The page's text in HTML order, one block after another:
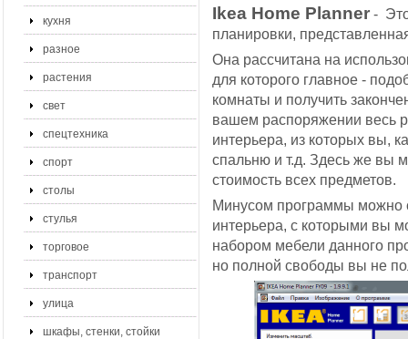
кухня
разное
растения
свет
спецтехника
спорт
столы
стулья
торговое
транспорт
улица
шкафы, стенки, стойки
Ikea Home Planner- Это
планировки,
Она рассчитана на
для которого главное -
комнаты и получить
вашем распоряжении весь
интерьера, из которых вы,
спальню и т.д. Здесь же вы
стоимость всех предметов.
Минусом программы можно
интерьера, с которыми вы
набором мебели данного
но полной свободы вы не